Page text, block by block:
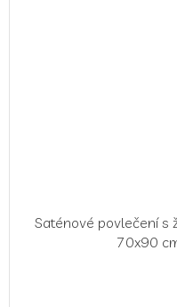
Saténové povlečení s
70x90